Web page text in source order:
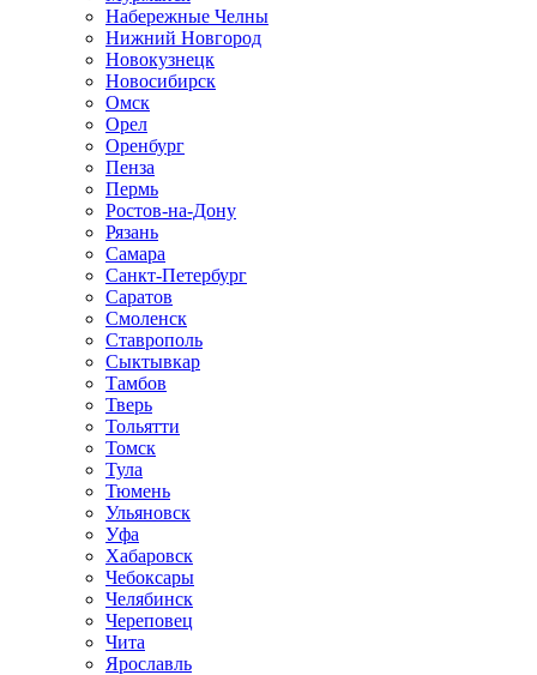
Набережные Челны
Нижний Новгород
Новокузнецк
Новосибирск
Омск
Орел
Оренбург
Пенза
Пермь
Ростов-на-Дону
Рязань
Самара
Санкт-Петербург
Саратов
Смоленск
Ставрополь
Сыктывкар
Тамбов
Тверь
Тольятти
Томск
Тула
Тюмень
Ульяновск
Уфа
Хабаровск
Чебоксары
Челябинск
Череповец
Чита
Ярославль